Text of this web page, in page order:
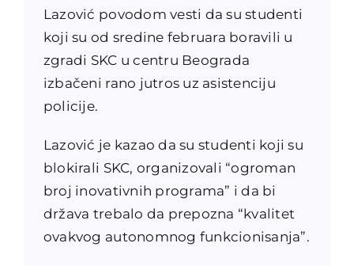
Lazović povodom vesti da su studenti
koji su od sredine februara boravili u
zgradi SKC u centru Beograda
izbačeni rano jutros uz asistenciju
policije.
Lazović je kazao da su studenti koji su
blokirali SKC, organizovali “ogroman
broj inovativnih programa” i da bi
država trebalo da prepozna “kvalitet
ovakvog autonomnog funkcionisanja”.